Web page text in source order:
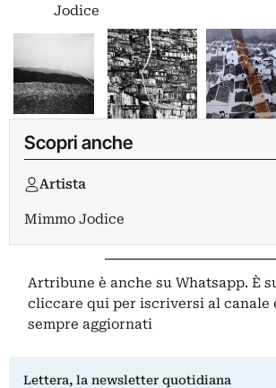
Jodice
Scopri anche
Artista
Mimmo Jodice
Artribune è anche su Whatsapp. È
cliccare qui per iscriversi al canale
sempre aggiornati
Lettera, la newsletter quotidiana